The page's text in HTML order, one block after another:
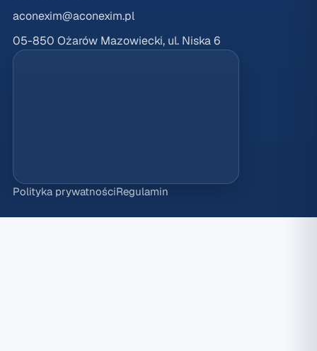
aconexim@aconexim.pl
05-850 Ożarów Mazowiecki, ul. Niska 6
Polityka prywatnościRegulamin